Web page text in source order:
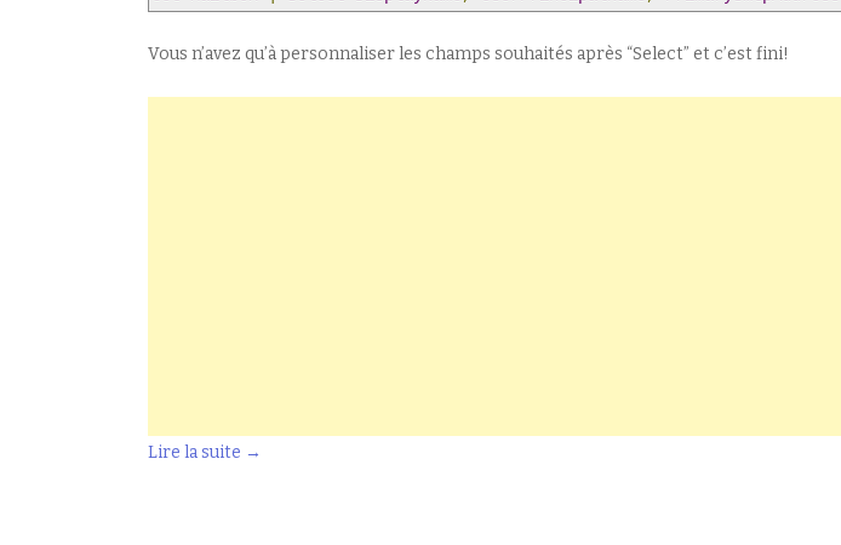
Vous n’avez qu’à personnaliser les champs souhaités après “Select” et c’est fini!
Lire la suite →